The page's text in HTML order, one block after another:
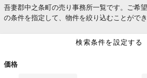
吾妻郡中之条町の売り事務所一覧です。ご希
の条件を指定して、物件を絞り込むことができ
検索条件を設定する
価格